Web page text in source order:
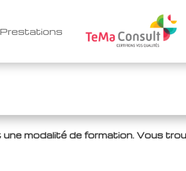
Prestations
modalité de formation. Vous